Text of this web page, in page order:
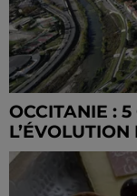
OCCITANIE :